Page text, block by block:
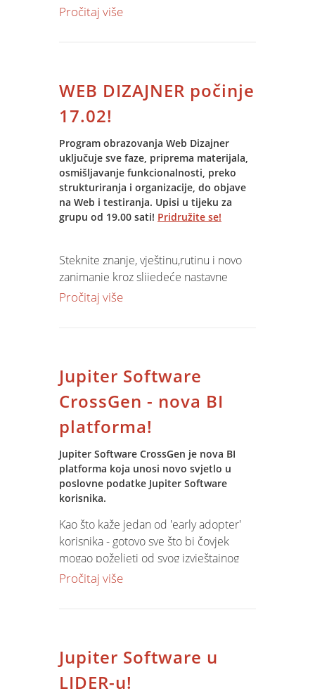
poslovne godine želim Vam se zahvaliti
doprinosimo vašem poslovnom
uspjehu….
Promatrajući vaš poslovni rast, iako je
poslovna godina bila teška,
raduje me vitalnost Jupiter Software
korisnika i
daje mi hrabrosti da se nadam kako
Pročitaj više
WEB DIZAJNER počinje
17.02!
Program obrazovanja Web Dizajner
uključuje sve faze, priprema materijala,
osmišljavanje funkcionalnosti, preko
strukturiranja i organizacije, do objave
na Web i testiranja. Upisi u tijeku za
grupu od 19.00 sati! Pridružite se!
Steknite znanje, vještinu,rutinu i novo
zanimanje kroz slijedeće nastavne
cjeline:
web stranica
- Flash, kao i programiranjem u
ActionScriptu.
- Dreamweaver I i II
Cijena:
- 4.400 (gotovina)
- 4.600 (rate: 1.000 upisnina - 3.600,00
- 4.600 (poduzećem)
*gotovinom u referadi,čekovi, kartice
Za nezaposlene i članove iste obitelji -
18 godina informatičkog usavršavanja - i
uvijek vam nudimo korak ispred....
Pročitaj više
Jupiter Software
CrossGen - nova BI
platforma!
Jupiter Software CrossGen je nova BI
platforma koja unosi novo svjetlo u
poslovne podatke Jupiter Software
korisnika.
Kao što kaže jedan od 'early adopter'
korisnika - gotovo sve što bi čovjek
mogao poželjeti od svog izvještajnog
sistema - najbolje ocrtava mogućnosti
ne može porediti niti s jednim
produktom u klasi.
Pročitaj više
Jupiter Software u
LIDER-u!